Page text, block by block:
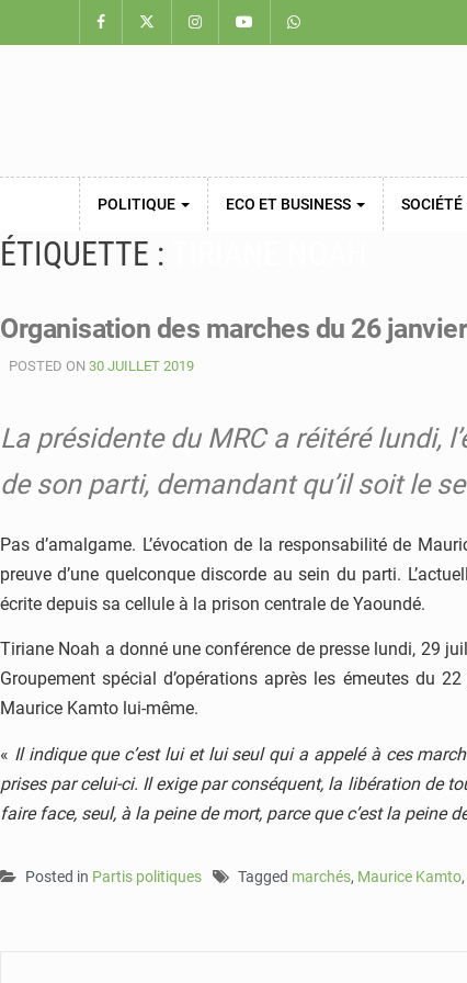
POLITIQUE ECO ET BUSINESS SOCIÉTÉ
ÉTIQUETTE :
Organisation des marches du 26
POSTED ON 30 JUILLET 2019
La présidente du MRC a réitéré lundi,
de son parti, demandant qu’il soit le
Pas d’amalgame. L’évocation de la responsabilité de
preuve d’une quelconque discorde au sein du parti.
écrite depuis sa cellule à la prison centrale de Yaoundé.
Tiriane Noah a donné une conférence de presse lundi, 29
Groupement spécial d’opérations après les émeutes du
Maurice Kamto lui-même.
« Il indique que c’est lui et lui seul qui a appelé à ces
prises par celui-ci. Il exige par conséquent, la libération de
faire face, seul, à la peine de mort, parce que c’est la peine
Posted in Partis politiques Tagged marchés, Maurice Kamto,